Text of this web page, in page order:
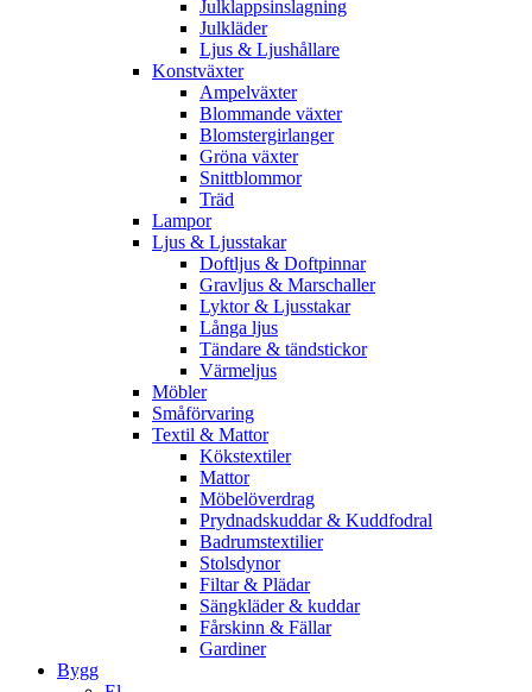
Julklappsinslagning
Julkläder
Ljus & Ljushållare
Konstväxter
Ampelväxter
Blommande växter
Blomstergirlanger
Gröna växter
Snittblommor
Träd
Lampor
Ljus & Ljusstakar
Doftljus & Doftpinnar
Gravljus & Marschaller
Lyktor & Ljusstakar
Långa ljus
Tändare & tändstickor
Värmeljus
Möbler
Småförvaring
Textil & Mattor
Kökstextiler
Mattor
Möbelöverdrag
Prydnadskuddar & Kuddfodral
Badrumstextilier
Stolsdynor
Filtar & Plädar
Sängkläder & kuddar
Fårskinn & Fällar
Gardiner
Bygg